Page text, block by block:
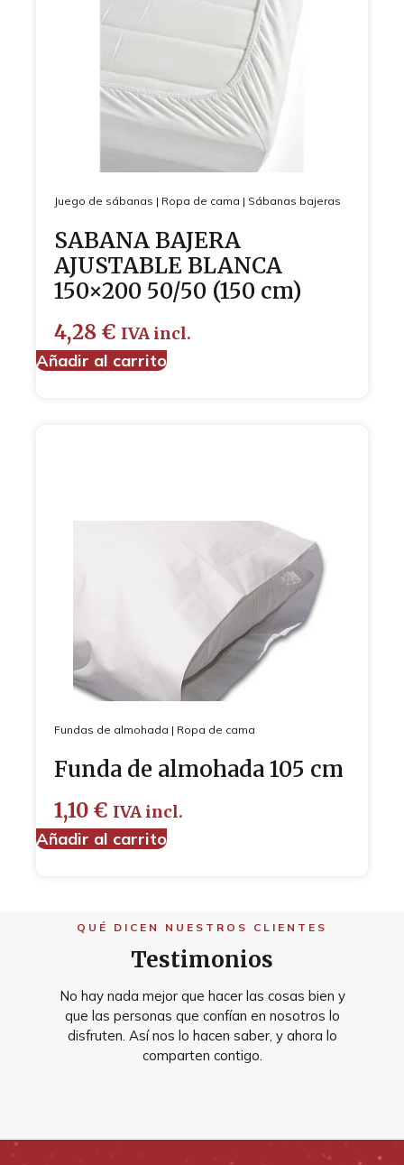
Juego de sábanas | Ropa de cama | Sábanas bajeras
SABANA BAJERA
AJUSTABLE BLANCA
150×200 50/50 (150 cm)
4,28 € IVA incl.
Añadir al carrito
Fundas de almohada | Ropa de cama
Funda de almohada 105 cm
1,10 € IVA incl.
Añadir al carrito
QUÉ DICEN NUESTROS CLIENTES
Testimonios
No hay nada mejor que hacer las cosas bien y
que las personas que confían en nosotros lo
disfruten. Así nos lo hacen saber, y ahora lo
comparten contigo.